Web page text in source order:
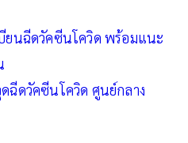
ยนฉีดวัคซีนโควิด พร้อมแนะ
ฉีดวัคซีนโควิด ศูนย์กลาง